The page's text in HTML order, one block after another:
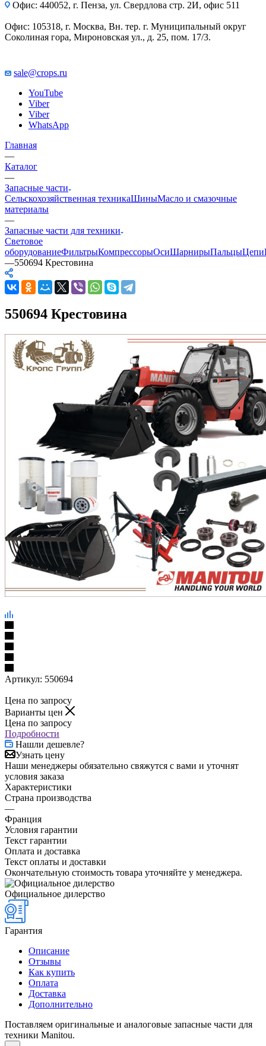
Офис: 440052, г. Пенза, ул. Свердлова стр. 2И, офис 511
Офис: 105318, г. Москва, Вн. тер. г. Муниципальный округ
Соколиная гора, Мироновская ул., д. 25, пом. 17/3.
sale@crops.ru
YouTube
Viber
Viber
WhatsApp
Главная
—
Каталог
—
Запасные части
Сельскохозяйственная техникаШиныМасло и смазочные
материалы
—
Запасные части для техники
Световое
оборудованиеФильтрыКомпрессорыОсиШарнирыПальцыЦепи
—550694 Крестовина
550694 Крестовина
Артикул: 550694
Цена по запросу
Варианты цен
Цена по запросу
Подробности
Нашли дешевле?
Узнать цену
Наши менеджеры обязательно свяжутся с вами и уточнят
условия заказа
Характеристики
Страна производства
—
Франция
Условия гарантии
Текст гарантии
Оплата и доставка
Текст оплаты и доставки
Окончательную стоимость товара уточняйте у менеджера.
Официальное дилерство
Гарантия
Описание
Отзывы
Как купить
Оплата
Доставка
Дополнительно
Поставляем оригинальные и аналоговые запасные части для
техники Manitou.